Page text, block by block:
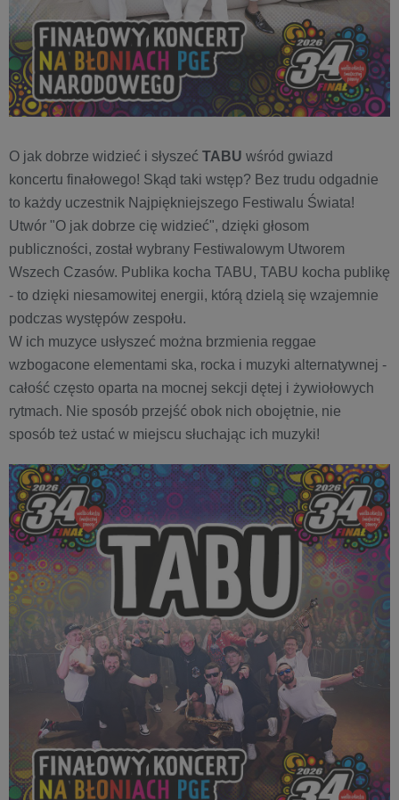
O jak dobrze widzieć i słyszeć TABU wśród gwiazd
koncertu finałowego! Skąd taki wstęp? Bez trudu odgadnie
to każdy uczestnik Najpiękniejszego Festiwalu Świata!
Utwór "O jak dobrze cię widzieć", dzięki głosom
publiczności, został wybrany Festiwalowym Utworem
Wszech Czasów. Publika kocha TABU, TABU kocha publikę
- to dzięki niesamowitej energii, którą dzielą się wzajemnie
podczas występów zespołu.
W ich muzyce usłyszeć można brzmienia reggae
wzbogacone elementami ska, rocka i muzyki alternatywnej -
całość często oparta na mocnej sekcji dętej i żywiołowych
rytmach. Nie sposób przejść obok nich obojętnie, nie
sposób też ustać w miejscu słuchając ich muzyki!